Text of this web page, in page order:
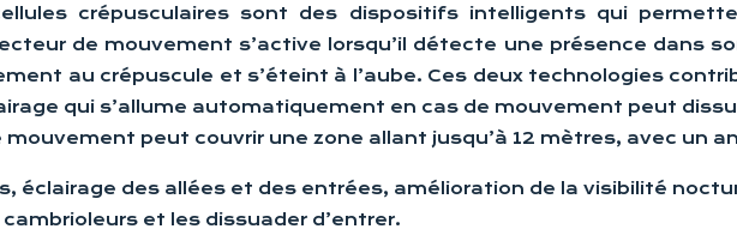
crépusculaires sont des dispositifs intelligents qui
de mouvement s’active lorsqu’il détecte une présence dans
au crépuscule et s’éteint à l’aube. Ces deux technologies
qui s’allume automatiquement en cas de mouvement peut
peut couvrir une zone allant jusqu’à 12 mètres, avec un
des allées et des entrées, amélioration de la visibilité
et les dissuader d’entrer.